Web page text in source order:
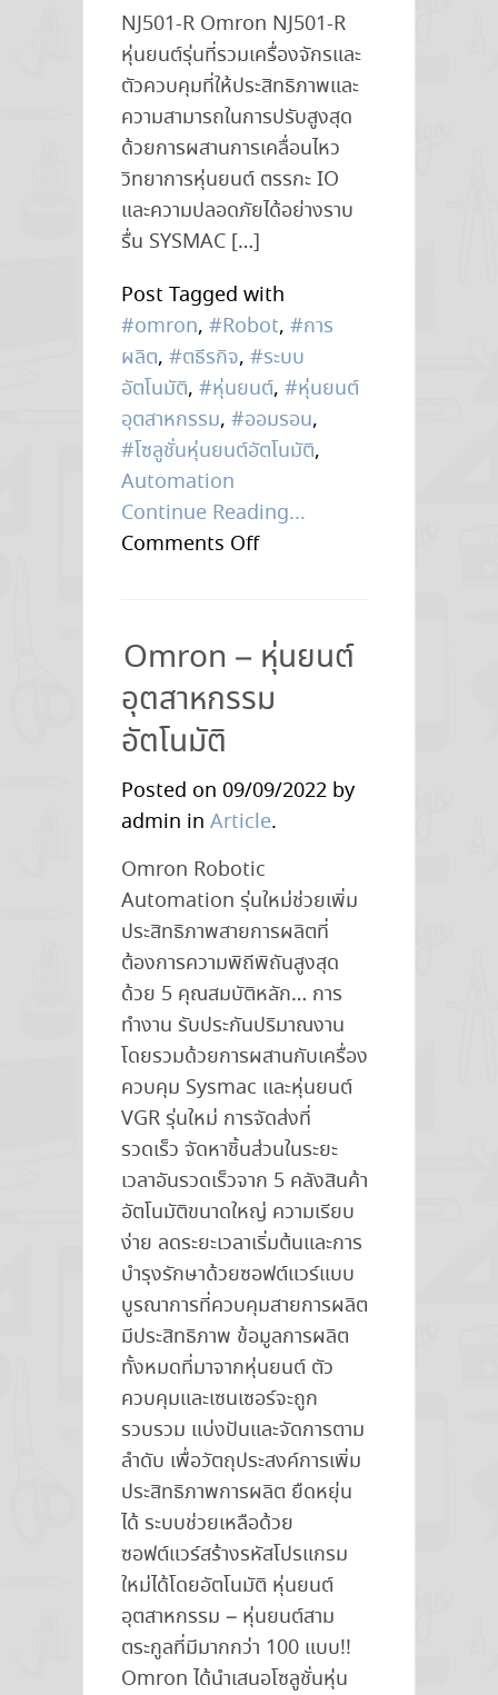
NJ501-R Omron NJ501-R
หุ่นยนต์รุ่นที่รวมเครื่องจักรและ
ตัวควบคุมที่ให้ประสิทธิภาพและ
ความสามารถในการปรับสูงสุด
ด้วยการผสานการเคลื่อนไหว
วิทยาการหุ่นยนต์ ตรรกะ IO
และความปลอดภัยได้อย่างราบ
รื่น SYSMAC […]
Post Tagged with
#omron, #Robot, #การ
ผลิต, #ตธีรกิจ, #ระบบ
อัตโนมัติ, #หุ่นยนต์, #หุ่นยนต์
อุตสาหกรรม, #ออมรอน,
#โซลูชั่นหุ่นยนต์อัตโนมัติ,
Automation
Continue Reading...
Comments Offon
ไซต์
การ
หุ่น
ยนต์
อัตโนมัติ
by
Omron
Omron – หุ่นยนต์
อุตสาหกรรม
อัตโนมัติ
Posted on 09/09/2022 by
admin in Article.
Omron Robotic
Automation รุ่นใหม่ช่วยเพิ่ม
ประสิทธิภาพสายการผลิตที่
ต้องการความพิถีพิถันสูงสุด
ด้วย 5 คุณสมบัติหลัก… การ
ทำงาน รับประกันปริมาณงาน
โดยรวมด้วยการผสานกับเครื่อง
ควบคุม Sysmac และหุ่นยนต์
VGR รุ่นใหม่ การจัดส่งที่
รวดเร็ว จัดหาชิ้นส่วนในระยะ
เวลาอันรวดเร็วจาก 5 คลังสินค้า
อัตโนมัติขนาดใหญ่ ความเรียบ
ง่าย ลดระยะเวลาเริ่มต้นและการ
บำรุงรักษาด้วยซอฟต์แวร์แบบ
บูรณาการที่ควบคุมสายการผลิต
มีประสิทธิภาพ ข้อมูลการผลิต
ทั้งหมดที่มาจากหุ่นยนต์ ตัว
ควบคุมและเซนเซอร์จะถูก
รวบรวม แบ่งปันและจัดการตาม
ลำดับ เพื่อวัตถุประสงค์การเพิ่ม
ประสิทธิภาพการผลิต ยืดหยุ่น
ได้ ระบบช่วยเหลือด้วย
ซอฟต์แวร์สร้างรหัสโปรแกรม
ใหม่ได้โดยอัตโนมัติ หุ่นยนต์
อุตสาหกรรม – หุ่นยนต์สาม
ตระกูลที่มีมากกว่า 100 แบบ!!
Omron ได้นำเสนอโซลูชั่นหุ่น